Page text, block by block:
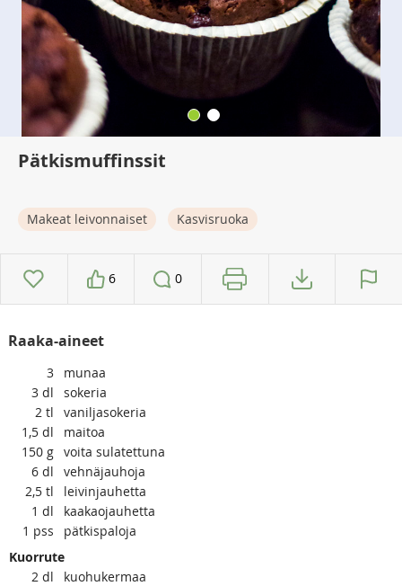
Pätkismuffinssit
Makeat leivonnaiset Kasvisruoka
6 0
Raaka-aineet
3
munaa
3 dl
sokeria
2 tl
vaniljasokeria
1,5 dl
maitoa
150 g voita sulatettuna
6 dl
vehnäjauhoja
2,5 tl
leivinjauhetta
1 dl
kaakaojauhetta
1 pss
pätkispaloja
Kuorrute
2 dl
kuohukermaa